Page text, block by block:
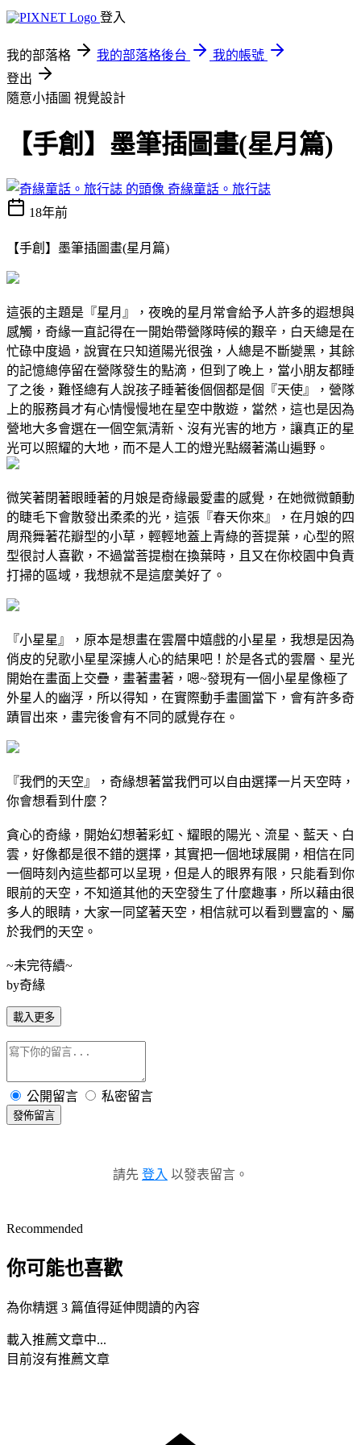
登入
我的部落格 我的部落格後台
我的帳號
登出
隨意小插圖 視覺設計
【手創】墨筆插圖畫(星月篇)
奇緣童話。旅行誌
18年前
【手創】墨筆插圖畫(星月篇)
這張的主題是『星月』，夜晚的星月常會給予人許多的遐想與
感觸，奇緣一直記得在一開始帶營隊時候的艱辛，白天總是在
忙碌中度過，說實在只知道陽光很強，人總是不斷變黑，其餘
的記憶總停留在營隊發生的點滴，但到了晚上，當小朋友都睡
了之後，難怪總有人說孩子睡著後個個都是個『天使』，營隊
上的服務員才有心情慢慢地在星空中散遊，當然，這也是因為
營地大多會選在一個空氣清新、沒有光害的地方，讓真正的星
光可以照耀的大地，而不是人工的燈光點綴著滿山遍野。
微笑著閉著眼睡著的月娘是奇緣最愛畫的感覺，在她微微顫動
的睫毛下會散發出柔柔的光，這張『春天你來』，在月娘的四
周飛舞著花瓣型的小草，輕輕地蓋上青綠的菩提葉，心型的照
型很討人喜歡，不過當菩提樹在換葉時，且又在你校園中負責
打掃的區域，我想就不是這麼美好了。
『小星星』，原本是想畫在雲層中嬉戲的小星星，我想是因為
俏皮的兒歌小星星深擄人心的結果吧！於是各式的雲層、星光
開始在畫面上交疊，畫著畫著，嗯~發現有一個小星星像極了
外星人的幽浮，所以得知，在實際動手畫圖當下，會有許多奇
蹟冒出來，畫完後會有不同的感覺存在。
『我們的天空』，奇緣想著當我們可以自由選擇一片天空時，
你會想看到什麼？
貪心的奇緣，開始幻想著彩虹、耀眼的陽光、流星、藍天、白
雲，好像都是很不錯的選擇，其實把一個地球展開，相信在同
一個時刻內這些都可以呈現，但是人的眼界有限，只能看到你
眼前的天空，不知道其他的天空發生了什麼趣事，所以藉由很
多人的眼睛，大家一同望著天空，相信就可以看到豐富的、屬
於我們的天空。
~未完待續~
by奇緣
載入更多
公開留言 私密留言
發佈留言
請先 登入 以發表留言。
Recommended
你可能也喜歡
為你精選 3 篇值得延伸閱讀的內容
載入推薦文章中...
目前沒有推薦文章